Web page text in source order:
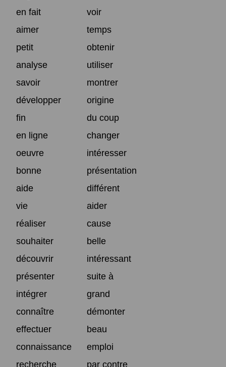
en fait
voir
aimer
temps
petit
obtenir
analyse
utiliser
savoir
montrer
développer
origine
fin
du coup
en ligne
changer
oeuvre
intéresser
bonne
présentation
aide
différent
vie
aider
réaliser
cause
souhaiter
belle
découvrir
intéressant
présenter
suite à
intégrer
grand
connaître
démonter
effectuer
beau
connaissance
emploi
recherche
par contre